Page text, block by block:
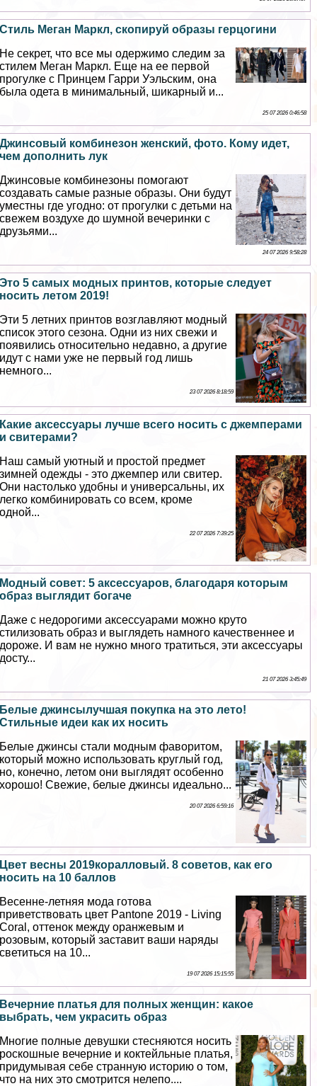
Стиль Меган Маркл, скопируй образы герцогини
Не секрет, что все мы одержимо следим за
стилем Меган Маркл. Еще на ее первой
прогулке с Принцем Гарри Уэльским, она
была одета в минимальный, шикарный и...
25 07 2026 0:46:58
Джинсовый комбинезон женский, фото. Кому идет,
чем дополнить лук
Джинсовые комбинезоны помогают
создавать самые разные образы. Они будут
уместны где угодно: от прогулки с детьми на
свежем воздухе до шумной вечеринки с
друзьями...
24 07 2026 9:58:28
Это 5 самых модных принтов, которые следует
носить летом 2019!
Эти 5 летних принтов возглавляют модный
список этого сезона. Одни из них свежи и
появились относительно недавно, а другие
идут с нами уже не первый год лишь
немного...
23 07 2026 8:18:59
Какие аксессуары лучше всего носить с джемперами
и свитерами?
Наш самый уютный и простой предмет
зимней одежды - это джемпер или свитер.
Они настолько удобны и универсальны, их
легко комбинировать со всем, кроме
одной...
22 07 2026 7:39:25
Модный совет: 5 аксессуаров, благодаря которым
образ выглядит богаче
Даже с недорогими аксессуарами можно круто
стилизовать образ и выглядеть намного качественнее и
дороже. И вам не нужно много тратиться, эти аксессуары
досту...
21 07 2026 3:45:49
Белые джинсылучшая покупка на это лето!
Стильные идеи как их носить
Белые джинсы стали модным фаворитом,
который можно использовать круглый год,
но, конечно, летом они выглядят особенно
хорошо! Свежие, белые джинсы идеально...
20 07 2026 6:59:16
Цвет весны 2019коралловый. 8 советов, как его
носить на 10 баллов
Весенне-летняя мода готова
приветствовать цвет Pantone 2019 - Living
Coral, оттенок между оранжевым и
розовым, который заставит ваши наряды
светиться на 10...
19 07 2026 15:15:55
Вечерние платья для полных женщин: какое
выбрать, чем украсить образ
Многие полные дeвyшки стесняются носить
роскошные вечерние и коктейльные платья,
придумывая себе странную историю о том,
что на них это смотрится нелепо....